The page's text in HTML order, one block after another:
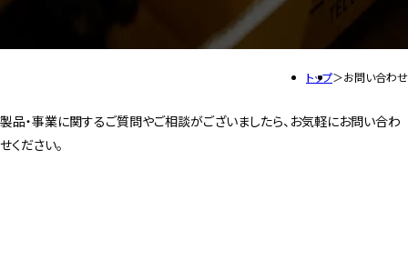
トップ お問い合わせ
製品・事業に関するご質問やご相談がございましたら、お気軽にお問い合わ
せください。